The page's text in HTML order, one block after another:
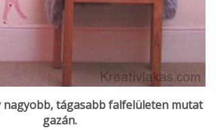
nagyobb, tágasabb falfelületen mutat
gazán.